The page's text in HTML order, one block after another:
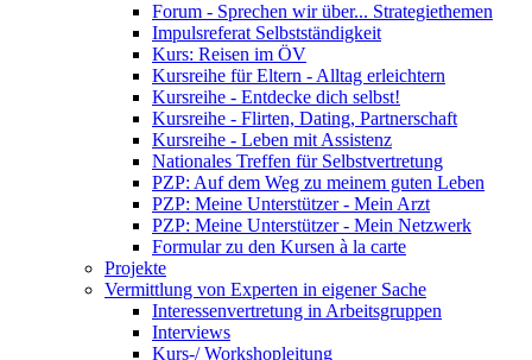
Forum - Sprechen wir über... Strategiethemen
Impulsreferat Selbstständigkeit
Kurs: Reisen im ÖV
Kursreihe für Eltern - Alltag erleichtern
Kursreihe - Entdecke dich selbst!
Kursreihe - Flirten, Dating, Partnerschaft
Kursreihe - Leben mit Assistenz
Nationales Treffen für Selbstvertretung
PZP: Auf dem Weg zu meinem guten Leben
PZP: Meine Unterstützer - Mein Arzt
PZP: Meine Unterstützer - Mein Netzwerk
Formular zu den Kursen à la carte
Projekte
Vermittlung von Experten in eigener Sache
Interessenvertretung in Arbeitsgruppen
Interviews
Kurs-/ Workshopleitung